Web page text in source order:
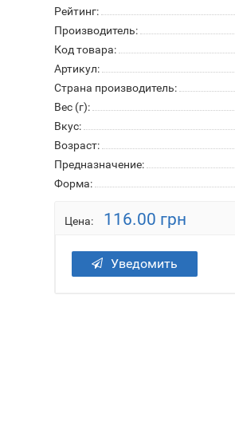
Рейтинг:
Производитель:
Код товара:
Артикул:
Страна производитель:
Вес (г):
Вкус:
Возраст:
Предназначение:
Форма:
Цена: 116.00 грн
Уведомить